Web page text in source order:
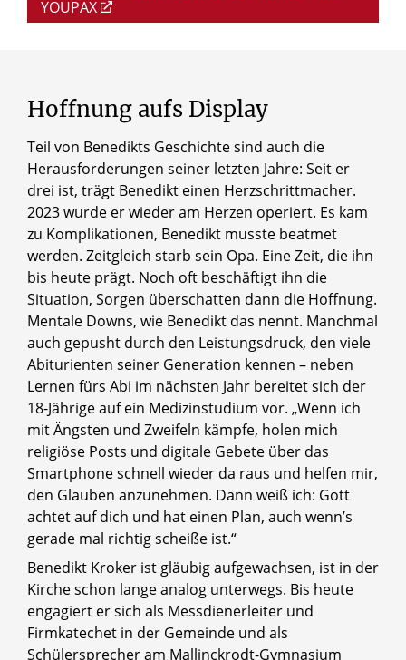
YOUPAX
Hoffnung aufs Display
Teil von Benedikts Geschichte sind auch die
Herausforderungen seiner letzten Jahre: Seit er
drei ist, trägt Benedikt einen Herzschrittmacher.
2023 wurde er wieder am Herzen operiert. Es kam
zu Komplikationen, Benedikt musste beatmet
werden. Zeitgleich starb sein Opa. Eine Zeit, die ihn
bis heute prägt. Noch oft beschäftigt ihn die
Situation, Sorgen überschatten dann die Hoffnung.
Mentale Downs, wie Benedikt das nennt. Manchmal
auch gepusht durch den Leistungsdruck, den viele
Abiturienten seiner Generation kennen – neben
Lernen fürs Abi im nächsten Jahr bereitet sich der
18-Jährige auf ein Medizinstudium vor. „Wenn ich
mit Ängsten und Zweifeln kämpfe, holen mich
religiöse Posts und digitale Gebete über das
Smartphone schnell wieder da raus und helfen mir,
den Glauben anzunehmen. Dann weiß ich: Gott
achtet auf dich und hat einen Plan, auch wenn’s
gerade mal richtig scheiße ist.“
Benedikt Kroker ist gläubig aufgewachsen, ist in der
Kirche schon lange analog unterwegs. Bis heute
engagiert er sich als Messdienerleiter und
Firmkatechet in der Gemeinde und als
Schülersprecher am Mallinckrodt-Gymnasium